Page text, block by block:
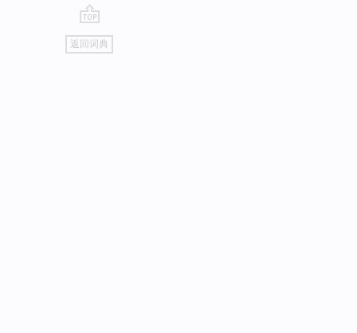
go
top
返回词典